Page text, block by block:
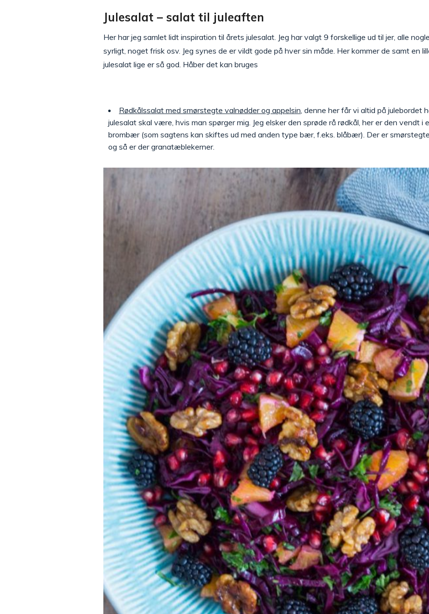
Julesalat – salat til juleaften
Her har jeg samlet lidt inspiration til årets julesalat. Jeg har valgt 9 forskellige ud til jer, alle
syrligt, noget frisk osv. Jeg synes de er vildt gode på hver sin måde. Her kommer de samt en
julesalat lige er så god. Håber det kan bruges
Rødkålssalat med smørstegte valnødder og appelsin , denne her får vi altid på julebordet
julesalat skal være, hvis man spørger mig. Jeg elsker den sprøde rå rødkål, her er den vendt i
brombær (som sagtens kan skiftes ud med anden type bær, f.eks. blåbær). Der er
og så er der granatæblekerner.